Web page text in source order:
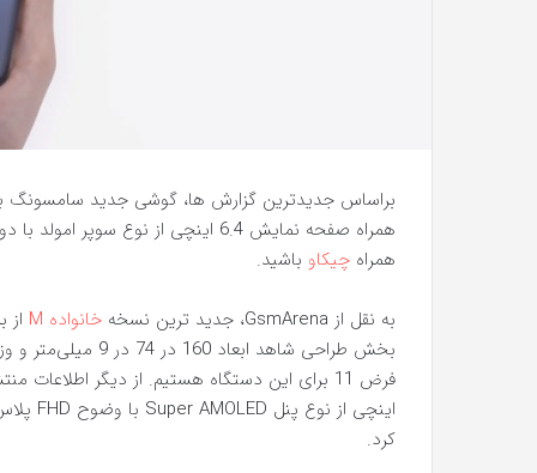
همراه چیکاو باشید.
به نقل از GsmArena، جدید ترین نسخه خانواده M از
کرد.